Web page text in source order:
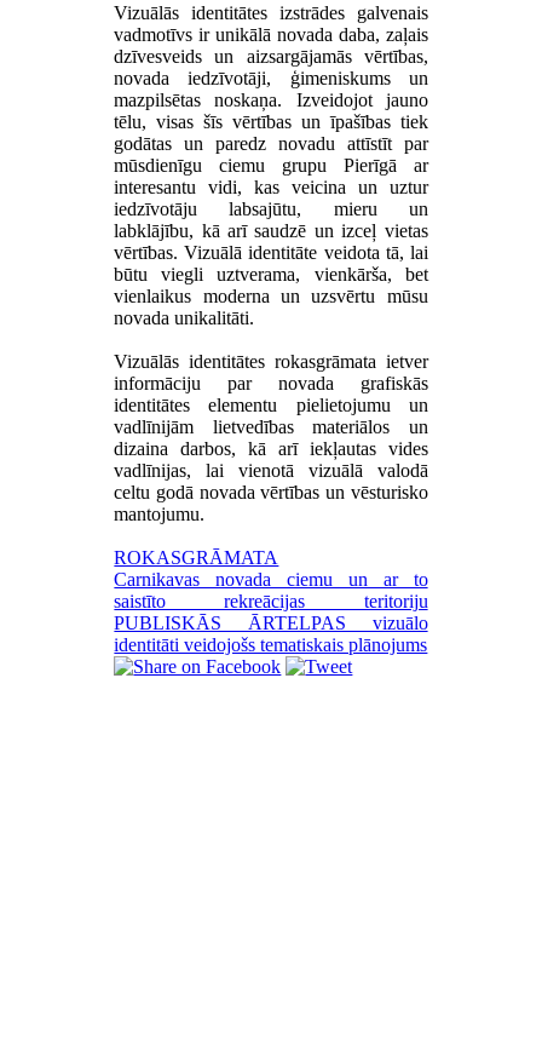
Vizuālās identitātes izstrādes galvenais
vadmotīvs ir unikālā novada daba, zaļais
dzīvesveids un aizsargājamās vērtības,
novada iedzīvotāji, ģimeniskums un
mazpilsētas noskaņa. Izveidojot jauno
tēlu, visas šīs vērtības un īpašības tiek
godātas un paredz novadu attīstīt par
mūsdienīgu ciemu grupu Pierīgā ar
interesantu vidi, kas veicina un uztur
iedzīvotāju labsajūtu, mieru un
labklājību, kā arī saudzē un izceļ vietas
vērtības. Vizuālā identitāte veidota tā, lai
būtu viegli uztverama, vienkārša, bet
vienlaikus moderna un uzsvērtu mūsu
novada unikalitāti.
Vizuālās identitātes rokasgrāmata ietver
informāciju par novada grafiskās
identitātes elementu pielietojumu un
vadlīnijām lietvedības materiālos un
dizaina darbos, kā arī iekļautas vides
vadlīnijas, lai vienotā vizuālā valodā
celtu godā novada vērtības un vēsturisko
mantojumu.
ROKASGRĀMATA
Carnikavas novada ciemu un ar to
saistīto rekreācijas teritoriju
PUBLISKĀS ĀRTELPAS vizuālo
identitāti veidojošs tematiskais plānojums